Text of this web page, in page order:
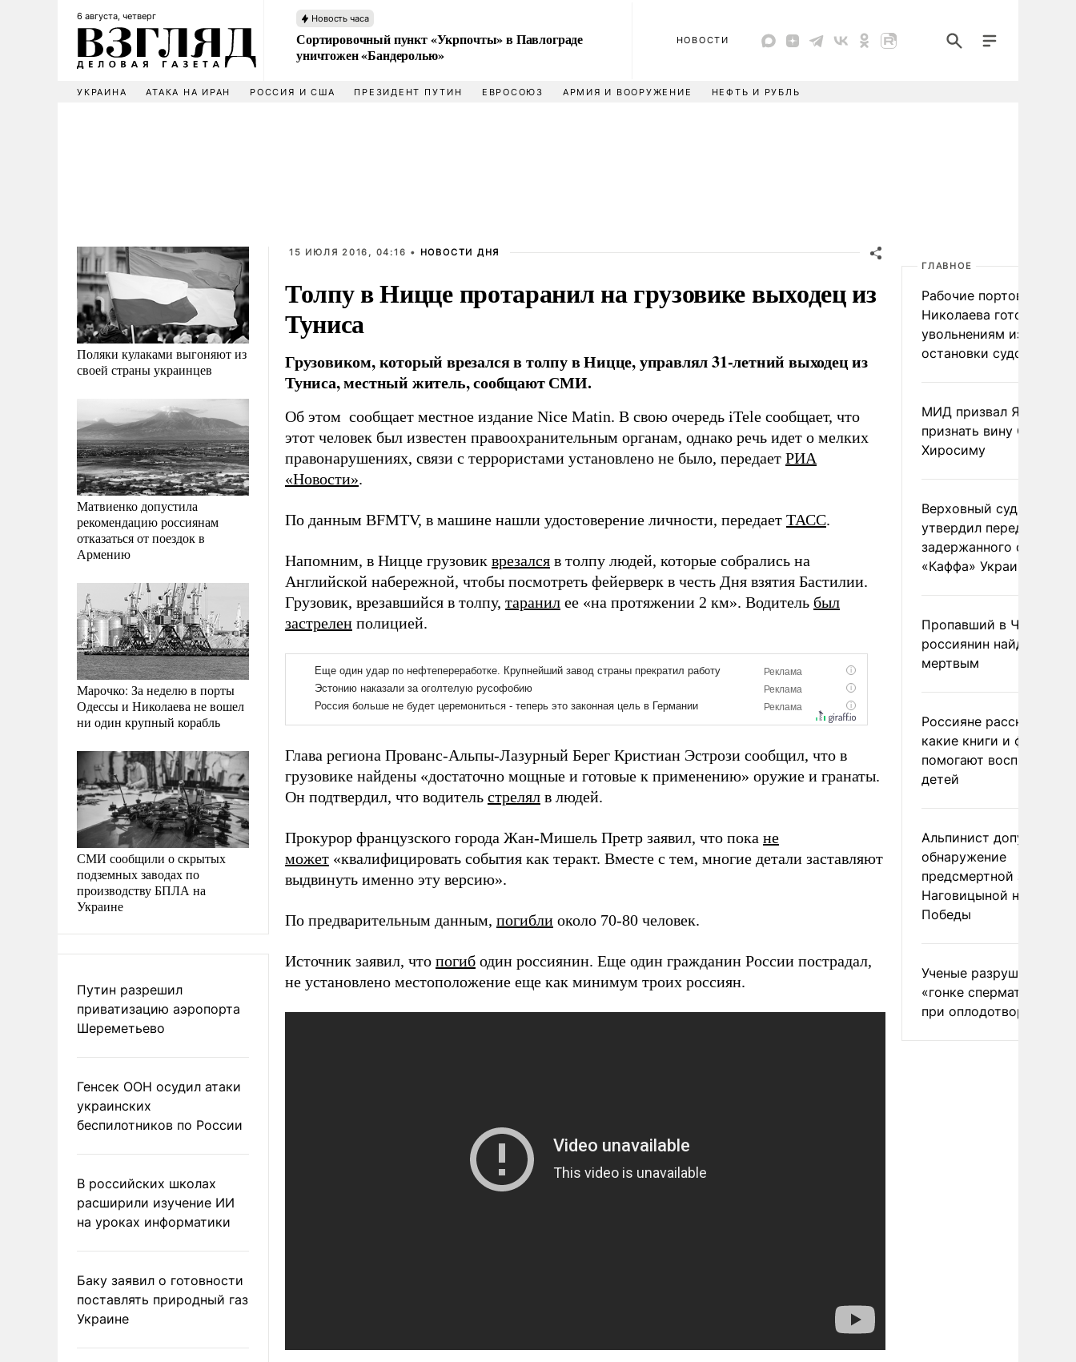
6 августа, четверг Новость часа
Сортировочный пункт «Укрпочты» в Павлограде
уничтожен «Бандеролью»
НОВОСТИ
УКРАИНА АТАКА НА ИРАН РОССИЯ И США ПРЕЗИДЕНТ ПУТИН ЕВРОСОЮЗ АРМИЯ И ВООРУЖЕНИЕ НЕФТЬ И РУБЛЬ
Поляки кулаками выгоняют из
своей страны украинцев
Матвиенко допустила
рекомендацию россиянам
отказаться от поездок в
Армению
Марочко: За неделю в порты
Одессы и Николаева не вошел
ни один крупный корабль
СМИ сообщили о скрытых
подземных заводах по
производству БПЛА на
Украине
Путин разрешил
приватизацию аэропорта
Шереметьево
Генсек ООН осудил атаки
украинских
беспилотников по России
В российских школах
расширили изучение ИИ
на уроках информатики
Баку заявил о готовности
поставлять природный газ
Украине
15 ИЮЛЯ 2016, 04:16 • НОВОСТИ ДНЯ
Толпу в Ницце протаранил на грузовике выходец из
Туниса
Грузовиком, который врезался в толпу в Ницце, управлял 31-летний выходец из
Туниса, местный житель, сообщают СМИ.
Об этом сообщает местное издание Nice Matin. В свою очередь iTele сообщает, что
этот человек был известен правоохранительным органам, однако речь идет о мелких
правонарушениях, связи с террористами установлено не было, передает РИА
«Новости».
По данным BFMTV, в машине нашли удостоверение личности, передает ТАСС.
Напомним, в Ницце грузовик врезался в толпу людей, которые собрались на
Английской набережной, чтобы посмотреть фейерверк в честь Дня взятия Бастилии.
Грузовик, врезавшийся в толпу, таранил ее «на протяжении 2 км». Водитель был
застрелен полицией.
Глава региона Прованс-Альпы-Лазурный Берег Кристиан Эстрози сообщил, что в
грузовике найдены «достаточно мощные и готовые к применению» оружие и гранаты.
Он подтвердил, что водитель стрелял в людей.
Прокурор французского города Жан-Мишель Претр заявил, что пока не
может «квалифицировать события как теракт. Вместе с тем, многие детали заставляют
выдвинуть именно эту версию».
По предварительным данным, погибли около 70-80 человек.
Источник заявил, что погиб один россиянин. Еще один гражданин России пострадал,
не установлено местоположение еще как минимум троих россиян.
ГЛАВНОЕ
Рабочие портов
Николаева готовятся к
увольнениям из-за
остановки судоходства
МИД призвал Японию
признать вину США за
Хиросиму
Верховный суд Швеции
утвердил передачу
задержанного
«Каффа» Украине
Пропавший в
россиянин найден
мертвым
Россияне рассказали,
какие книги и фильмы
помогают воспитывать
детей
Альпинист допустил
обнаружение
предсмертной записки
Наговицыной на пике
Победы
Ученые разрушили миф
«гонке
при оплодотворении